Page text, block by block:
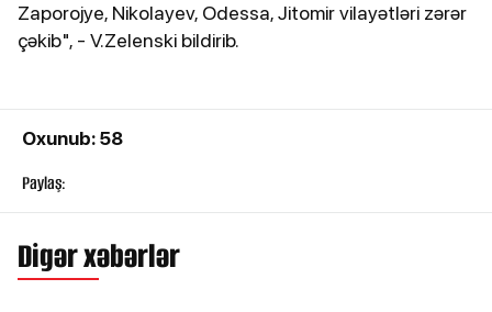
Zaporojye, Nikolayev, Odessa, Jitomir vilayətləri zərər
çəkib", - V.Zelenski bildirib.
Oxunub: 58
Paylaş:
Digər xəbərlər